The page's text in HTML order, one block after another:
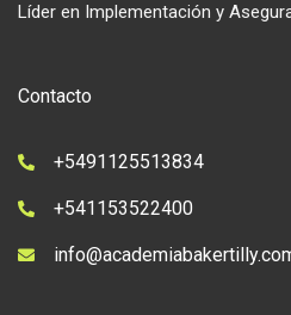
Líder en Implementación y
Contacto
+5491125513834
+541153522400